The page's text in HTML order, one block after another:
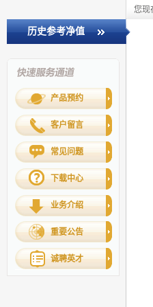
您现
历史参考净值
产品预约
客户留言
常见问题
下载中心
业务介绍
重要公告
诚聘英才